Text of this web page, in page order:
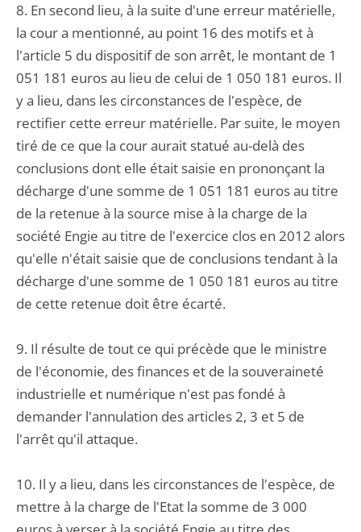
8. En second lieu, à la suite d'une erreur matérielle,
la cour a mentionné, au point 16 des motifs et à
l'article 5 du dispositif de son arrêt, le montant de 1
051 181 euros au lieu de celui de 1 050 181 euros. Il
y a lieu, dans les circonstances de l'espèce, de
rectifier cette erreur matérielle. Par suite, le moyen
tiré de ce que la cour aurait statué au-delà des
conclusions dont elle était saisie en prononçant la
décharge d'une somme de 1 051 181 euros au titre
de la retenue à la source mise à la charge de la
société Engie au titre de l'exercice clos en 2012 alors
qu'elle n'était saisie que de conclusions tendant à la
décharge d'une somme de 1 050 181 euros au titre
de cette retenue doit être écarté.
9. Il résulte de tout ce qui précède que le ministre
de l'économie, des finances et de la souveraineté
industrielle et numérique n'est pas fondé à
demander l'annulation des articles 2, 3 et 5 de
l'arrêt qu'il attaque.
10. Il y a lieu, dans les circonstances de l'espèce, de
mettre à la charge de l'Etat la somme de 3 000